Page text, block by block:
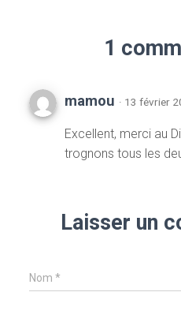
1
mamou · 13 février
Excellent, merci au
trognons tous les
Laisser un
Nom*